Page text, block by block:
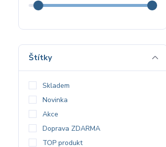
Štítky
Skladem
Novinka
Akce
Doprava ZDARMA
TOP produkt